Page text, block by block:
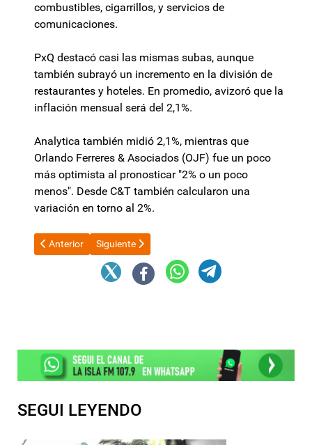
combustibles, cigarrillos, y servicios de
comunicaciones.
PxQ destacó casi las mismas subas, aunque
también subrayó un incremento en la división de
restaurantes y hoteles. En promedio, avizoró que la
inflación mensual será del 2,1%.
Analytica también midió 2,1%, mientras que
Orlando Ferreres & Asociados (OJF) fue un poco
más optimista al pronosticar "2% o un poco
menos". Desde C&T también calcularon una
variación en torno al 2%.
Artículo anterior: La Justicia Electoral oficializó a Santilli en el
Anterior Artículo siguiente: Tras la denuncia de Denett,
Siguiente
SEGUI LEYENDO